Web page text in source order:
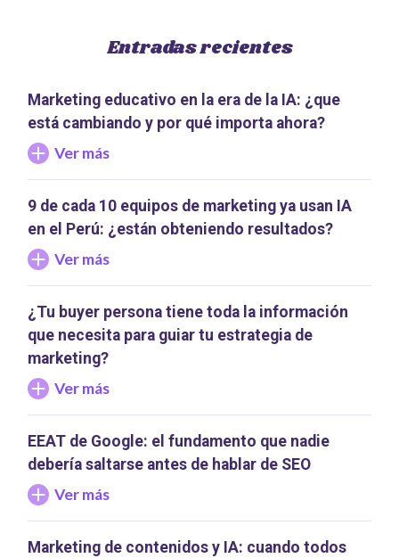
Entradas recientes
Marketing educativo en la era de la IA: ¿que
está cambiando y por qué importa ahora?
Ver más
9 de cada 10 equipos de marketing ya usan IA
en el Perú: ¿están obteniendo resultados?
Ver más
¿Tu buyer persona tiene toda la información
que necesita para guiar tu estrategia de
marketing?
Ver más
EEAT de Google: el fundamento que nadie
debería saltarse antes de hablar de SEO
Ver más
Marketing de contenidos y IA: cuando todos